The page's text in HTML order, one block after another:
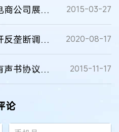
欧盟将对亚马逊等电商公司展开反垄断调查 2015-03-27
加拿大对亚马逊展开反垄断调查：可能滥用主导地位 2020-08-17
德国对苹果亚马逊有声书协议展开反垄断调查 2015-11-17
论